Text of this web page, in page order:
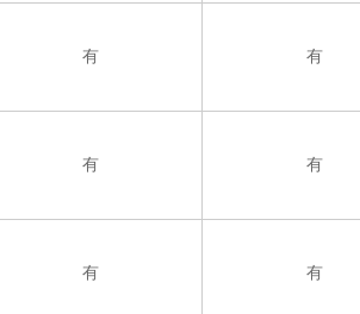
有 有
有 有
有 有